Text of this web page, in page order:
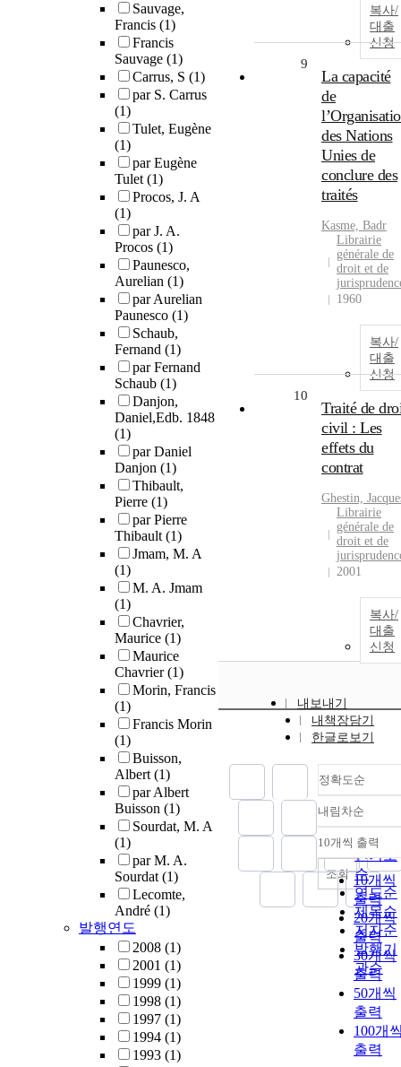
Sauvage,
Francis (1)
Francis
Sauvage (1)
Carrus, S (1)
par S. Carrus
(1)
Tulet, Eugène
(1)
par Eugène
Tulet(1)
Procos, J. A
(1)
par J. A.
Procos (1)
Paunesco,
Aurelian (1)
par Aurelian
Paunesco (1)
Schaub,
Fernand (1)
par Fernand
Schaub (1)
Danjon,
Daniel,Edb. 1848
(1)
par Daniel
Danjon (1)
Thibault,
Pierre (1)
par Pierre
Thibault(1)
Jmam, M. A
(1)
M. A. Jmam
(1)
Chavrier,
Maurice (1)
Maurice
Chavrier(1)
Morin, Francis
(1)
Francis Morin
(1)
Buisson,
Albert(1)
par Albert
Buisson (1)
Sourdat, M. A
(1)
par M. A.
Sourdat(1)
Lecomte,
André (1)
발행연도
2008 (1)
2001 (1)
1999 (1)
1998 (1)
1997 (1)
1994 (1)
1993 (1)
복사/
대출
신청
9
La capacité
de
des Nations
Unies de
conclure des
traités
Kasme, Badr
Librairie
générale de
droit et de
1960
복사/
대출
신청
10
Traité de
civil : Les
effets du
contrat
Ghestin,
Librairie
générale de
droit et de
2001
복사/
대출
신청
내보내기
내책장담기
한글로보기
정확도순
정확도
순
인기도
순
연도순
제목순
저자순
발행기
관순
내림차순
내림차
10개씩 출력
10개씩
출력
20개씩
출력
30개씩
출력
50개씩
출력
100개
출력
조회